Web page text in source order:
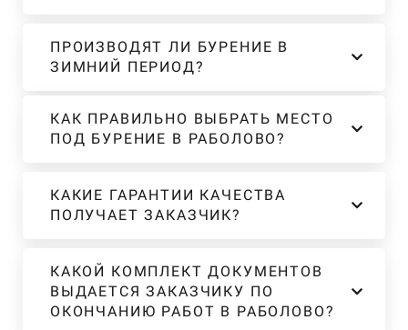
ПРОИЗВОДЯТ ЛИ БУРЕНИЕ В
ЗИМНИЙ ПЕРИОД?
КАК ПРАВИЛЬНО ВЫБРАТЬ МЕСТО
ПОД БУРЕНИЕ В РАБОЛОВО?
КАКИЕ ГАРАНТИИ КАЧЕСТВА
ПОЛУЧАЕТ ЗАКАЗЧИК?
КАКОЙ КОМПЛЕКТ ДОКУМЕНТОВ
ВЫДАЕТСЯ ЗАКАЗЧИКУ ПО
ОКОНЧАНИЮ РАБОТ В РАБОЛОВО?